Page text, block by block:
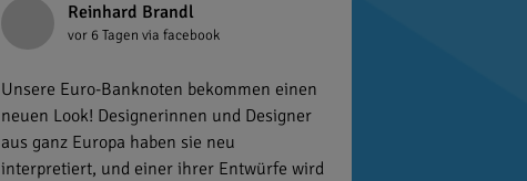
Reinhard Brandl
vor 6 Tagen via facebook
Unsere Euro-Banknoten bekommen einen
neuen Look! Designerinnen und Designer
aus ganz Europa haben sie neu
interpretiert, und einer ihrer Entwürfe wird